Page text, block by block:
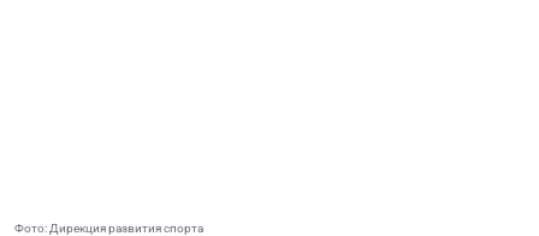
Фото: Дирекция развития спорта